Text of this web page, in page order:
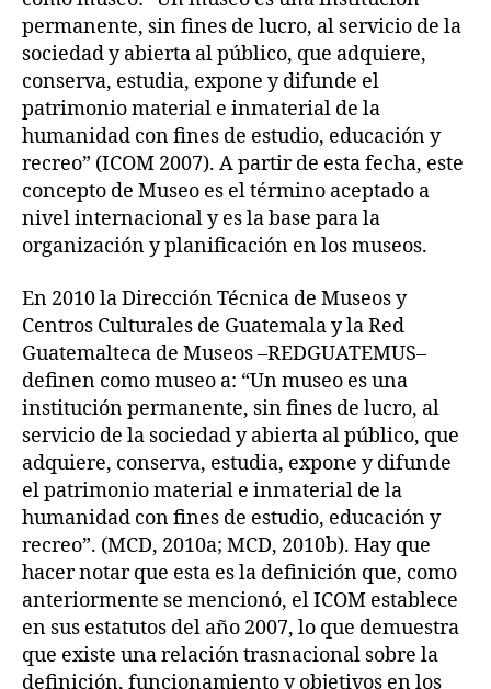
permanente, sin fines de lucro, al servicio de la
sociedad y abierta al público, que adquiere,
conserva, estudia, expone y difunde el
patrimonio material e inmaterial de la
humanidad con fines de estudio, educación y
recreo” (ICOM 2007). A partir de esta fecha, este
concepto de Museo es el término aceptado a
nivel internacional y es la base para la
organización y planificación en los museos.
En 2010 la Dirección Técnica de Museos y
Centros Culturales de Guatemala y la Red
Guatemalteca de Museos –REDGUATEMUS–
definen como museo a: “Un museo es una
institución permanente, sin fines de lucro, al
servicio de la sociedad y abierta al público, que
adquiere, conserva, estudia, expone y difunde
el patrimonio material e inmaterial de la
humanidad con fines de estudio, educación y
recreo”. (MCD, 2010a; MCD, 2010b). Hay que
hacer notar que esta es la definición que, como
anteriormente se mencionó, el ICOM establece
en sus estatutos del año 2007, lo que demuestra
que existe una relación trasnacional sobre la
definición, funcionamiento y objetivos en los